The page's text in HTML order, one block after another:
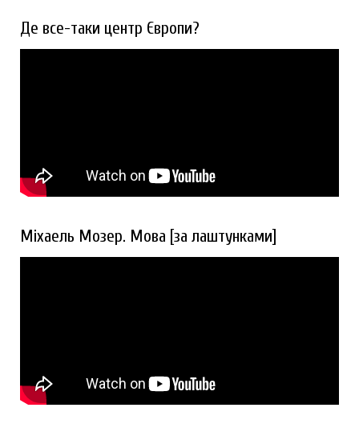
Де все-таки центр Європи?
Міхаель Мозер. Мова [за лаштунками]